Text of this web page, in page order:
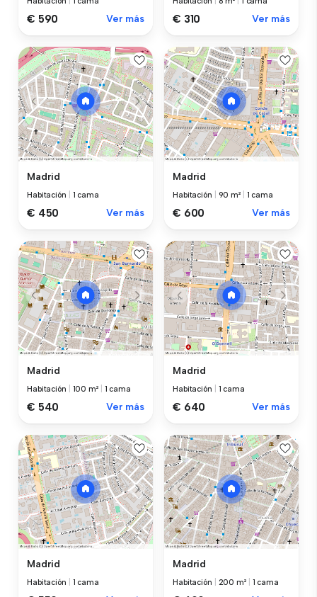
€ 590 Ver más € 310 Ver más
Madrid
Habitación 1 cama
€ 450 Ver más
Madrid
Habitación 90 m² 1 cama
€ 600 Ver más
Madrid
Habitación 100 m² 1 cama
€ 540 Ver más
Madrid
Habitación 1 cama
€ 640 Ver más
Madrid
Habitación 1 cama
Madrid
Habitación 200 m² 1 cama